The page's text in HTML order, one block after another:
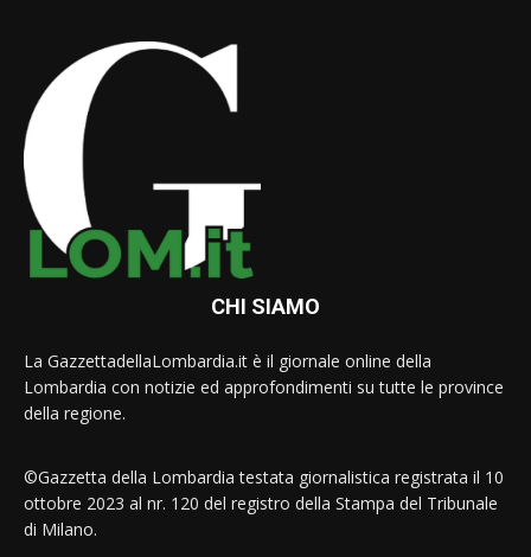
CHI SIAMO
La GazzettadellaLombardia.it è il giornale online della
Lombardia con notizie ed approfondimenti su tutte le province
della regione.
©Gazzetta della Lombardia testata giornalistica registrata il 10
ottobre 2023 al nr. 120 del registro della Stampa del Tribunale
di Milano.